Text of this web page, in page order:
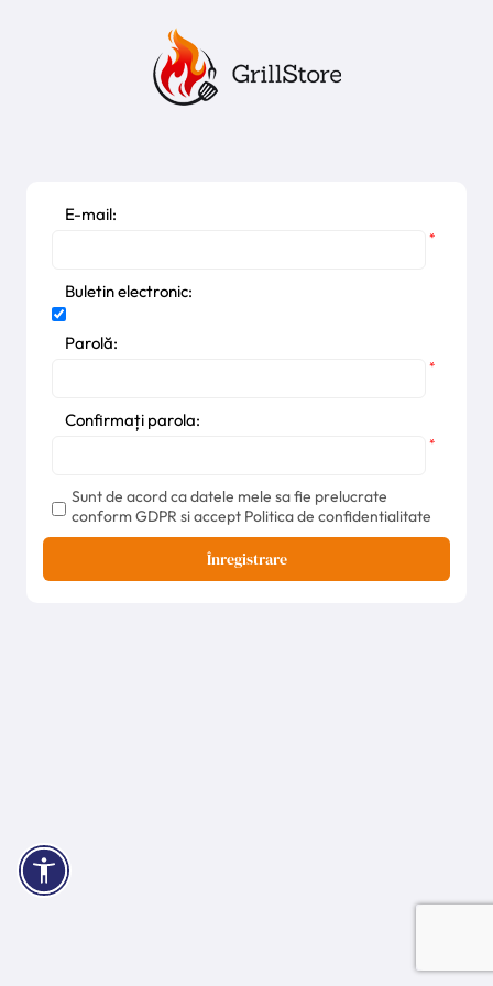
E-mail:
*
Buletin electronic:
Parolă:
*
Confirmați parola:
*
Sunt de acord ca datele mele sa fie prelucrate
conform GDPR si accept Politica de confidentialitate
Înregistrare